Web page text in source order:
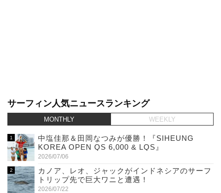
サーフィン人気ニュースランキング
MONTHLY WEEKLY
中塩佳那＆田岡なつみが優勝！『SIHEUNG
KOREA OPEN QS 6,000 & LQS』
2026/07/06
カノア、レオ、ジャックがインドネシアのサーフ
トリップ先で巨大ワニと遭遇！
2026/07/22